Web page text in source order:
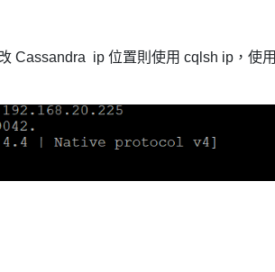
Cassandra ip 位置則使用 cqlsh ip，使用